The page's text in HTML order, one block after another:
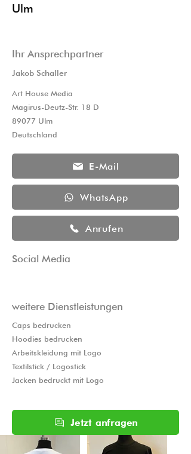
Ulm
Ihr Ansprechpartner
Jakob Schaller
Art House Media
Magirus-Deutz-Str. 18 D
89077 Ulm
Deutschland
E-Mail
WhatsApp
Anrufen
Social Media
weitere Dienstleistungen
Caps bedrucken
Hoodies bedrucken
Arbeitskleidung mit Logo
Textilstick / Logostick
Jacken bedruckt mit Logo
Jetzt anfragen